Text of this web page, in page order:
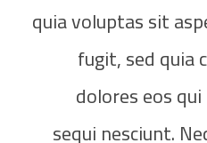
quia voluptas sit
fugit, sed quia
dolores eos
sequi nesciunt.